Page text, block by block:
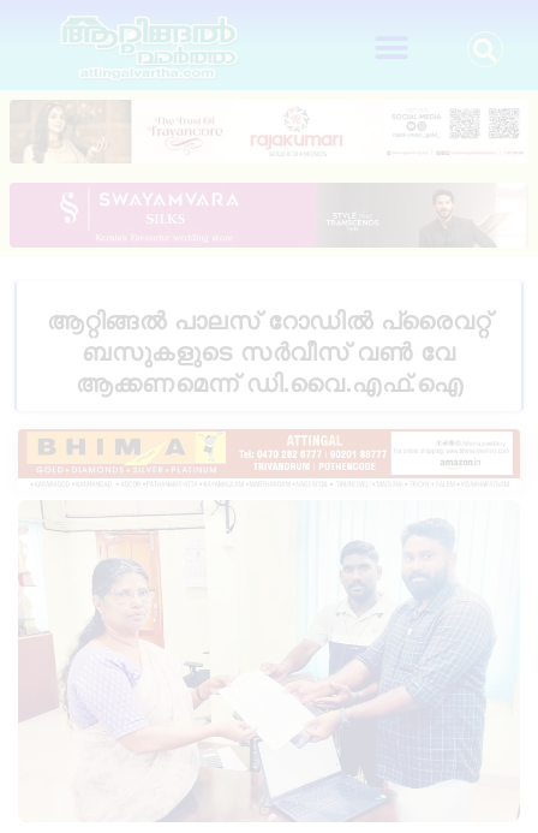
ആറ്റിങ്ങൽ പാലസ് റോഡിൽ പ്രൈവറ്റ്
ബസുകളുടെ സർവീസ് വൺ വേ
ആക്കണമെന്ന് ഡി.വൈ.എഫ്.ഐ